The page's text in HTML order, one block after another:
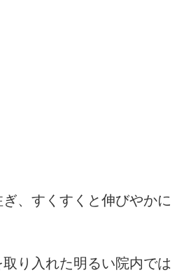
、すくすくと伸びやかに
り入れた明るい院内では